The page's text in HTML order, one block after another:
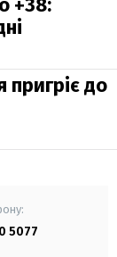
пригріє до
5077